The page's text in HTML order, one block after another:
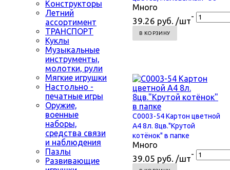
Конструкторы
Летний
ассортимент
ТРАНСПОРТ
Куклы
Музыкальные
инструменты,
молотки, рули
Мягкие игрушки
Настольно -
печатные игры
Оружие,
военные
наборы,
средства связи
и наблюдения
Пазлы
Развивающие
Много
39.26 руб. /шт-
В КОРЗИНУ
С0003-54 Картон цветной
А4 8л. 8цв."Крутой
котёнок" в папке
Много
39.05 руб. /шт-